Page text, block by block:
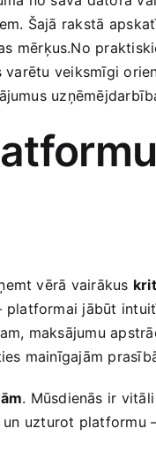
Šajā rakstā
mērķus.No
⁣veiksmīgi
vērā vairākus
platformai jābūt
maksājumu
mainīgajām
. Mūsdienās ir
uzturot platformu